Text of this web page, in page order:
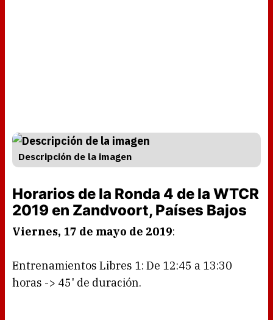
Descripción de la imagen
Horarios de la Ronda 4 de la WTCR
2019 en Zandvoort, Países Bajos
Viernes, 17 de mayo de 2019:
Entrenamientos Libres 1: De 12:45 a 13:30
horas -> 45' de duración.